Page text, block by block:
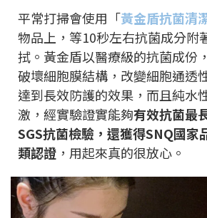
平常打掃會使用「黃金盾抗菌清
物品上，等10秒左右抗菌成分附
拭。黃金盾以醫療級的抗菌成份
破壞細胞膜結構，改變細胞通透
達到長效防護的效果，而且純水
激，經實驗證實能夠有效抗菌最
SGS抗菌檢驗，還獲得SNQ國家
類認證 ，用起來真的很放心。